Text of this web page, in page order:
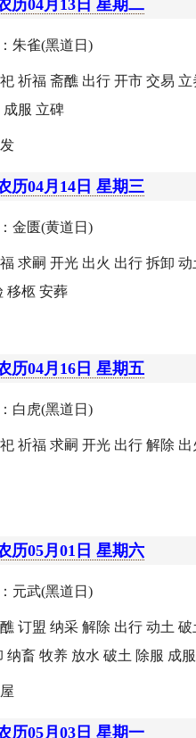
历04月13日 星期二
朱雀(黑道日)
祈福 斋醮 出行 开市 交易
成服 立碑
历04月14日 星期三
金匮(黄道日)
求嗣 开光 出火 出行 拆卸
移柩 安葬
历04月16日 星期五
白虎(黑道日)
祈福 求嗣 开光 出行 解除
历05月01日 星期六
元武(黑道日)
订盟 纳采 解除 出行 动土
纳畜 牧养 放水 破土 除服 成
历05月03日 星期一